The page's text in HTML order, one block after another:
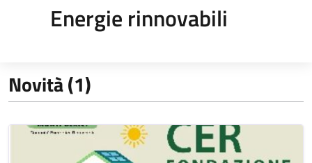
Energie rinnovabili
Novità (1)